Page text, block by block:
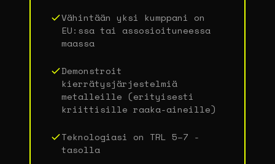
Vähintään yksi kumppani on
EU:ssa tai assosioituneessa
maassa
Demonstroit
kierrätysjärjestelmiä
metalleille (erityisesti
kriittisille raaka-aineille)
Teknologiasi on TRL 5–7 -
tasolla